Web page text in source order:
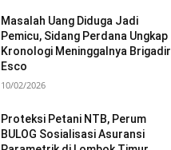
Masalah Uang Diduga Jadi
Pemicu, Sidang Perdana Ungkap
Kronologi Meninggalnya Brigadir
Esco
10/02/2026
Proteksi Petani NTB, Perum
BULOG Sosialisasi Asuransi